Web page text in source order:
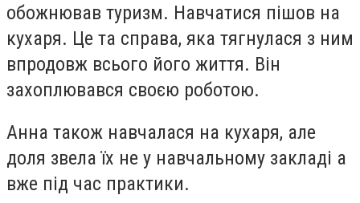
обожнював туризм. Навчатися пішов на
кухаря. Це та справа, яка тягнулася з ним
впродовж всього його життя. Він
захоплювався своєю роботою.
Анна також навчалася на кухаря, але
доля звела їх не у навчальному закладі а
вже під час практики.